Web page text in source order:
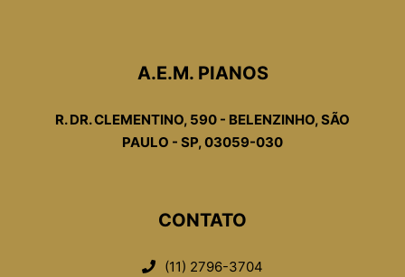
A.E.M. PIANOS
R. DR. CLEMENTINO, 590 - BELENZINHO, SÃO
PAULO - SP, 03059-030
CONTATO
(11) 2796-3704